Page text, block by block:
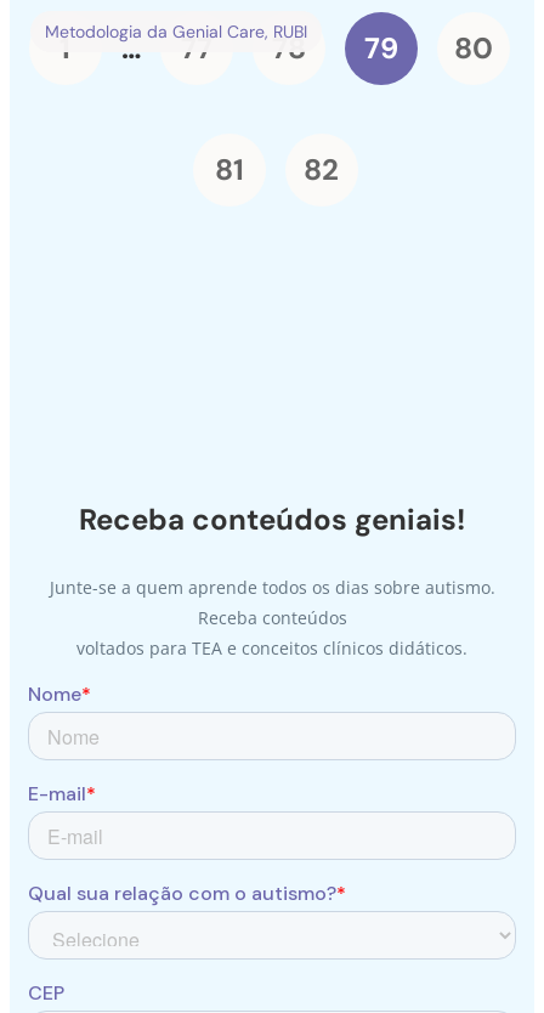
Metodologia da Genial Care, RUBI
1 … 77 78 79 80
81 82
Receba conteúdos geniais!
Junte-se a quem aprende todos os dias sobre autismo.
Receba conteúdos
voltados para TEA e conceitos clínicos didáticos.